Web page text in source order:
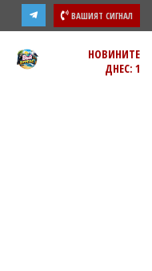
ВАШИЯТ СИГНАЛ
НОВИНИТЕ
ДНЕС: 1